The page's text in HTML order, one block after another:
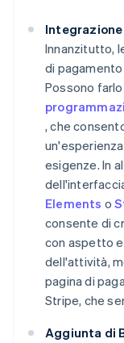
Innanzitutto,
di
Possono
, che
esigenze. In
Elements o
consente di
con aspetto
dell'attività,
pagina di
Stripe, che
Aggiunta di